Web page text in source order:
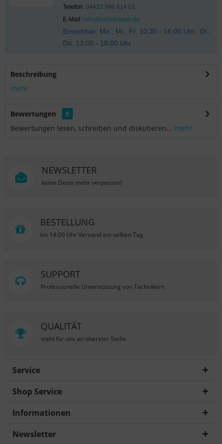
Telefon: 04422 996 814 01
E-Mail: info@parts4repair.de
Erreichbar: Mo., Mi., Fr. 10:30 - 16:00 Uhr, Di.,
Do. 13:00 - 18:00 Uhr
Beschreibung
mehr
Bewertungen
0
Bewertungen lesen, schreiben und diskutieren... mehr
NEWSLETTER
keine Deals mehr verpassen!
BESTELLUNG
bis 14:00 Uhr Versand am selben Tag
SUPPORT
Professionelle Unterstützung von Technikern
QUALITÄT
steht für uns an oberster Stelle
Service
Shop Service
Informationen
Newsletter